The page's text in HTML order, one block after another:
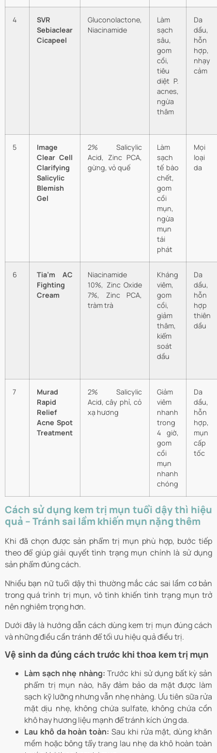
4
SVR
Sebiaclear
Cicapeel
Gluconolactone,
Niacinamide
Làm
sạch
sâu,
gom
cồi,
tiêu
diệt P.
acnes,
ngừa
thâm
Da
dầu,
hỗn
hợp,
nhạy
cảm
5
Image
Clear Cell
Clarifying
Salicylic
Blemish
Gel
2% Salicylic
Acid, Zinc PCA,
gừng, vỏ quế
Làm
sạch
tế bào
chết,
gom
cồi
mụn,
ngừa
mụn
tái
phát
Mọi
loại
da
6
Tia’m AC
Fighting
Cream
Niacinamide
10%, Zinc Oxide
7%, Zinc PCA,
tràm trà
Kháng
viêm,
gom
cồi,
giảm
thâm,
kiểm
soát
dầu
Da
dầu,
hỗn
hợp
thiên
dầu
7
Murad
Rapid
Relief
Acne Spot
Treatment
2% Salicylic
Acid, cây phỉ, cỏ
xạ hương
Giảm
viêm
nhanh
trong
4 giờ,
gom
cồi
mụn
nhanh
chóng
Da
dầu,
hỗn
hợp,
mụn
cấp
tốc
Cách sử dụng kem trị mụn tuổi dậy thì hiệu
quả – Tránh sai lầm khiến mụn nặng thêm
Khi đã chọn được sản phẩm trị mụn phù hợp, bước tiếp
theo để giúp giải quyết tình trạng mụn chính là sử dụng
sản phẩm đúng cách.
Nhiều bạn nữ tuổi dậy thì thường mắc các sai lầm cơ bản
trong quá trình trị mụn, vô tình khiến tình trạng mụn trở
nên nghiêm trọng hơn.
Dưới đây là hướng dẫn cách dùng kem trị mụn đúng cách
và những điều cần tránh để tối ưu hiệu quả điều trị.
Vệ sinh da đúng cách trước khi thoa kem trị mụn
Làm sạch nhẹ nhàng: Trước khi sử dụng bất kỳ sản
phẩm trị mụn nào, hãy đảm bảo da mặt được làm
sạch kỹ lưỡng nhưng vẫn nhẹ nhàng. Ưu tiên sữa rửa
mặt dịu nhẹ, không chứa sulfate, không chứa cồn
khô hay hương liệu mạnh để tránh kích ứng da.
Lau khô da hoàn toàn: Sau khi rửa mặt, dùng khăn
mềm hoặc bông tẩy trang lau nhẹ da khô hoàn toàn